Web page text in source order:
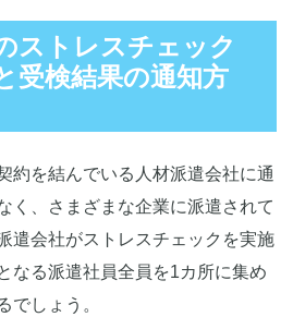
ストレスチェック
受検結果の通知方
約を結んでいる人材派遣会社に通
く、さまざまな企業に派遣されて
遣会社がストレスチェックを実施
なる派遣社員全員を1カ所に集め
でしょう。